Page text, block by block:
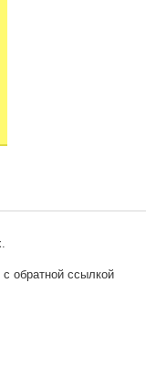
обратной ссылкой